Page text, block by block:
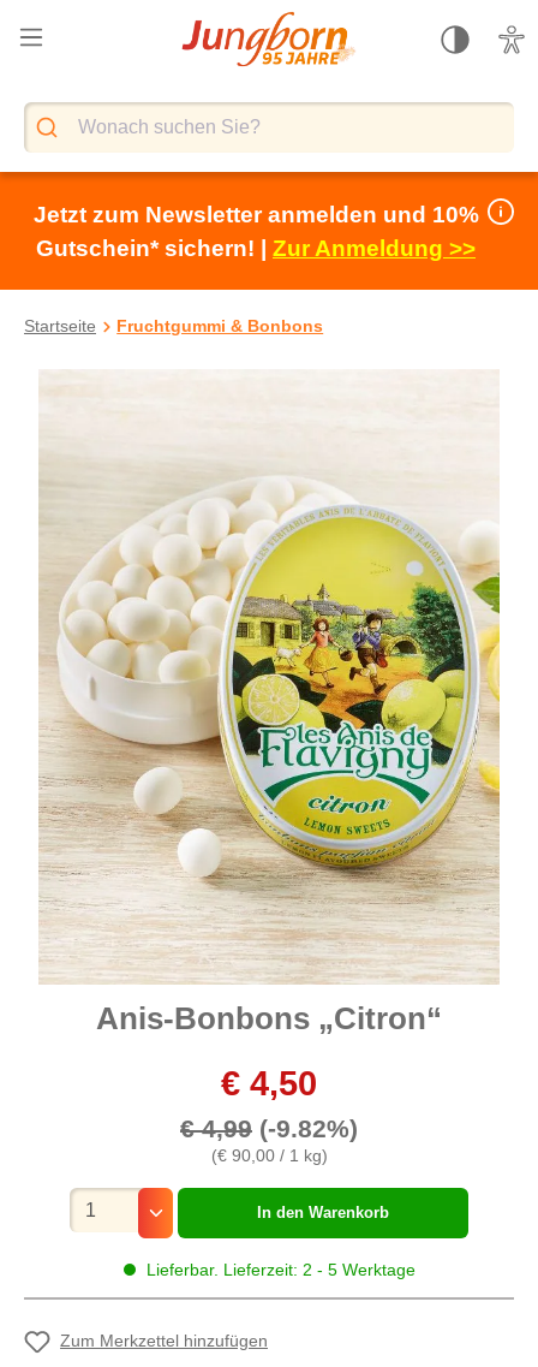
springen
Jetzt zum Newsletter anmelden und 10%
Gutschein* sichern! | Zur Anmeldung >>
Startseite Fruchtgummi & Bonbons
Anis-Bonbons „Citron“
€ 4,50
€ 4,99 (-9.82%)
(€ 90,00 / 1 kg)
Lieferbar. Lieferzeit: 2 - 5 Werktage
Mengenauswahl
In den Warenkorb
Zum Merkzettel hinzufügen